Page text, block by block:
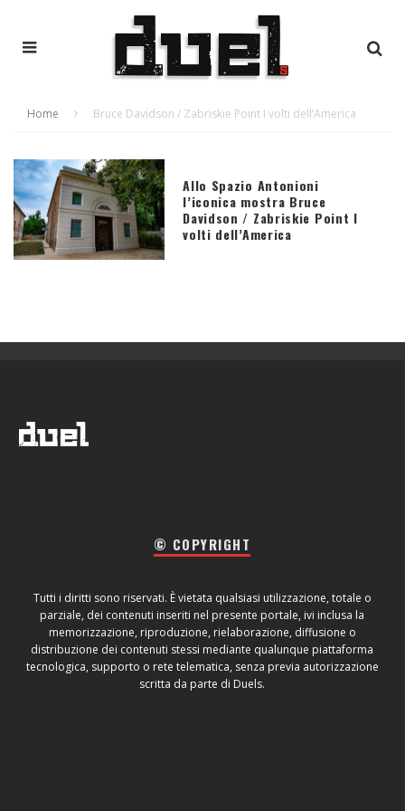
Home Bruce Davidson / Zabriskie Point I volti dell’America
Allo Spazio Antonioni
l’iconica mostra Bruce
Davidson / Zabriskie Point I
volti dell’America
© COPYRIGHT
Tutti i diritti sono riservati. È vietata qualsiasi utilizzazione, totale o
parziale, dei contenuti inseriti nel presente portale, ivi inclusa la
memorizzazione, riproduzione, rielaborazione, diffusione o
distribuzione dei contenuti stessi mediante qualunque piattaforma
tecnologica, supporto o rete telematica, senza previa autorizzazione
scritta da parte di Duels.